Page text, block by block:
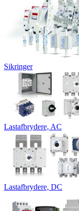
Sikringer
Lastafbrydere, AC
Lastafbrydere, DC